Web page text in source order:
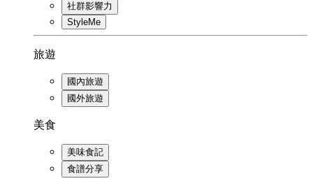
社群影響力
StyleMe
旅遊
國內旅遊
國外旅遊
美食
美味食記
食譜分享